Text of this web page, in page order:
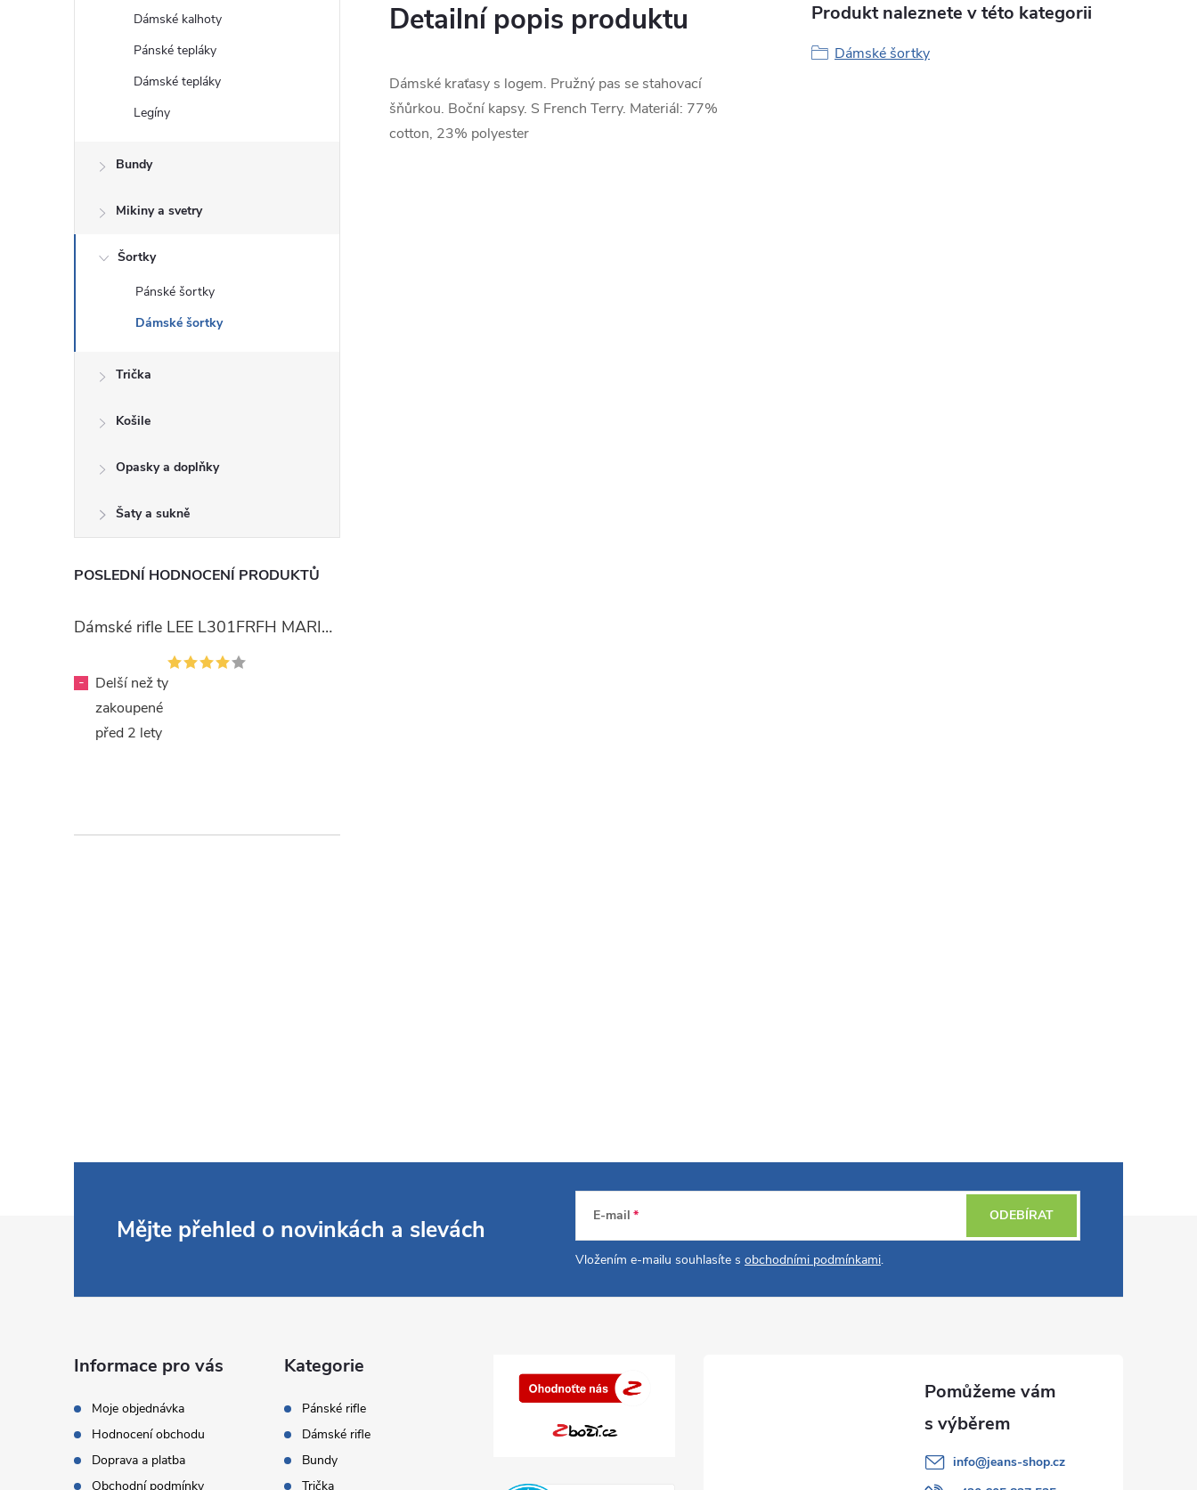
Dámské kalhoty
Pánské tepláky
Dámské tepláky
Legíny
Bundy
Mikiny a svetry
Šortky
Pánské šortky
Dámské šortky
Trička
Košile
Opasky a doplňky
Šaty a sukně
POSLEDNÍ HODNOCENÍ PRODUKTŮ
Dámské rifle LEE L301FRFH MARION STRAIGHT RINSE
-
Delší než ty
zakoupené
před 2 lety
Detailní popis produktu
Dámské kraťasy s logem. Pružný pas se stahovací
šňůrkou. Boční kapsy. S French Terry. Materiál: 77%
cotton, 23% polyester
Produkt naleznete v této kategorii
Dámské šortky
Mějte přehled o novinkách a slevách E-mail
Vložením e-mailu souhlasíte s obchodními podmínkami.
ODEBÍRAT
Informace pro vás
Moje objednávka
Hodnocení obchodu
Doprava a platba
Obchodní podmínky
Kategorie
Pánské rifle
Dámské rifle
Bundy
Trička
info@jeans-shop.cz